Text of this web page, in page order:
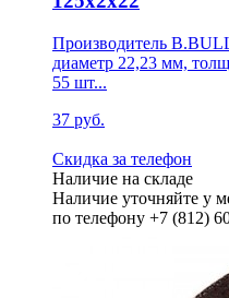
Производитель
диаметр 22,23 мм,
55 шт...
37 руб.
Скидка за телефон
Наличие на складе
Наличие уточняйте у
по телефону +7 (812)